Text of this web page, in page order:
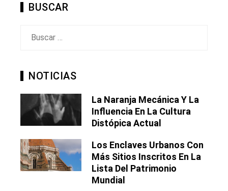
BUSCAR
NOTICIAS
La Naranja Mecánica Y La
Influencia En La Cultura
Distópica Actual
Los Enclaves Urbanos Con
Más Sitios Inscritos En La
Lista Del Patrimonio
Mundial